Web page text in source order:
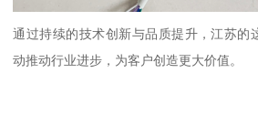
通过持续的技术创新与品质提升，江苏的
动推动行业进步，为客户创造更大价值。